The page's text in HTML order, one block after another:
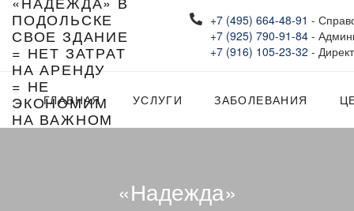
СВОЕ ЗДАНИЕ
= НЕТ ЗАТРАТ
НА АРЕНДУ
= НЕ
ЭКОНОМИМ
НА ВАЖНОМ
+7 (495) 664-48-91 -
+7 (925) 790-91-84-
+7 (916) 105-23-32 -
ГЛАВНАЯ УСЛУГИ ЗАБОЛЕВАНИЯ
«Надежда»